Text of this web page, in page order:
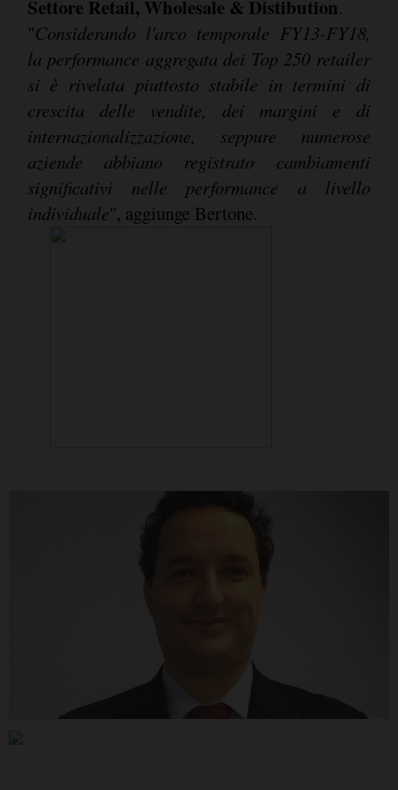
Settore Retail, Wholesale & Distibution.
"Considerando l'arco temporale FY13-FY18,
la performance aggregata dei Top 250 retailer
si è rivelata piuttosto stabile in termini di
crescita delle vendite, dei margini e di
internazionalizzazione, seppure numerose
aziende abbiano registrato cambiamenti
significativi nelle performance a livello
individuale", aggiunge Bertone.